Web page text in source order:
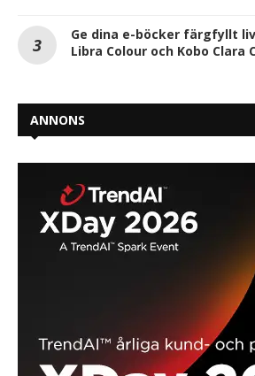
Ge dina e-böcker färgfyllt
Libra Colour och Kobo Clara
ANNONS